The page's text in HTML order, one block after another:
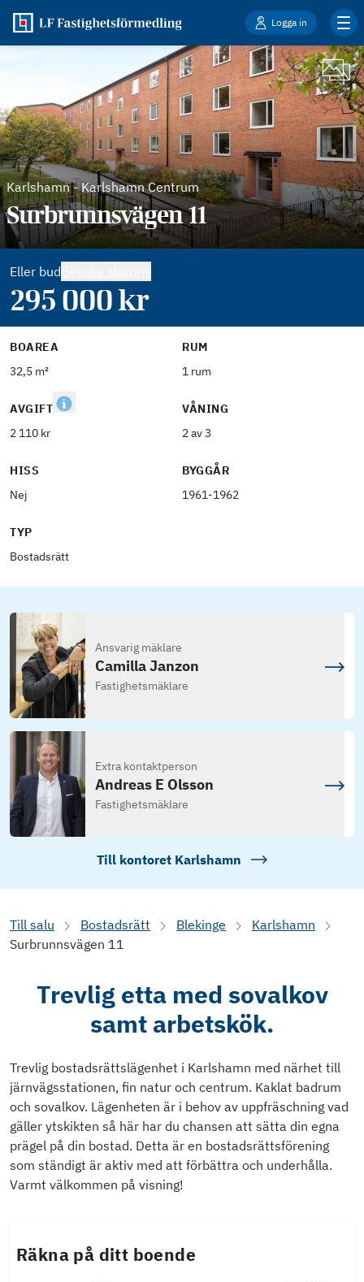
Logga in
Karlshamn-Karlshamn Centrum
Surbrunnsvägen 11
Eller bud
295 000kr
BOAREA
32,5 m²
RUM
1 rum
AVGIFT
2 110 kr
VÅNING
2 av 3
HISS
Nej
BYGGÅR
1961-1962
TYP
Bostadsrätt
Ansvarig mäklare
Camilla Janzon
Fastighetsmäklare
Extra kontaktperson
Andreas E Olsson
Fastighetsmäklare
Till kontoret Karlshamn
Till salu Bostadsrätt Blekinge
Karlshamn
Surbrunnsvägen 11
Trevlig etta med sovalkov
samt arbetskök.
Trevlig bostadsrättslägenhet i Karlshamn med närhet till
järnvägsstationen, fin natur och centrum. Kaklat badrum
och sovalkov. Lägenheten är i behov av uppfräschning vad
gäller ytskikten så här har du chansen att sätta din egna
prägel på din bostad. Detta är en bostadsrättsförening
som ständigt är aktiv med att förbättra och underhålla.
Varmt välkommen på visning!
Räkna på ditt boende